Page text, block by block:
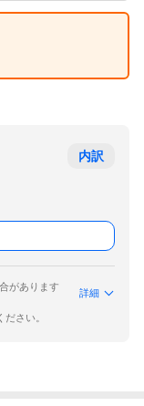
内訳
があります
詳細
さい。